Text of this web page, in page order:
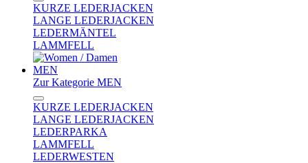
KURZE LEDERJACKEN
LANGE LEDERJACKEN
LEDERMÄNTEL
LAMMFELL
MEN
Zur Kategorie MEN
KURZE LEDERJACKEN
LANGE LEDERJACKEN
LEDERPARKA
LAMMFELL
LEDERWESTEN